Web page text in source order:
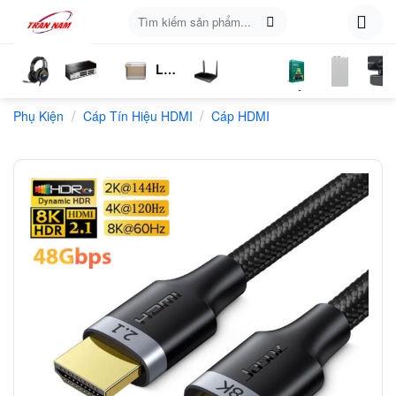
content
kiếm:
Nghe
Chia
Loa
LTE
Sóng
Phần
Phụ Kiện / Cáp Tín Hiệu HDMI / Cáp HDMI